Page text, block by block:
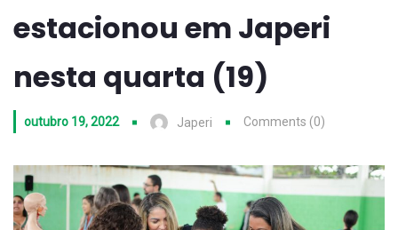
estacionou em Japeri
nesta quarta (19)
outubro 19, 2022 Japeri Comments (0)